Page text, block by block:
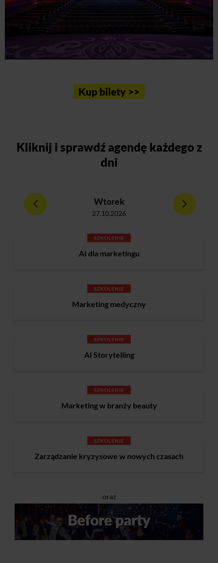
Kup bilety >>
Kliknij i sprawdź agendę każdego z
dni
Wtorek
27.10.2026
SZKOLENIE
AI dla marketingu
SZKOLENIE
Marketing medyczny
SZKOLENIE
AI Storytelling
SZKOLENIE
Marketing w branży beauty
SZKOLENIE
Zarządzanie kryzysowe w nowych czasach
oraz